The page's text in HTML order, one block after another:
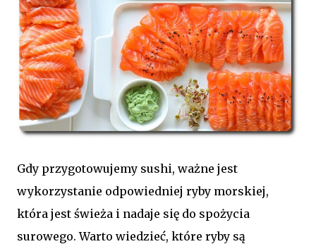
Gdy przygotowujemy sushi, ważne jest
wykorzystanie odpowiedniej ryby morskiej,
która jest świeża i nadaje się do spożycia
surowego. Warto wiedzieć, które ryby są